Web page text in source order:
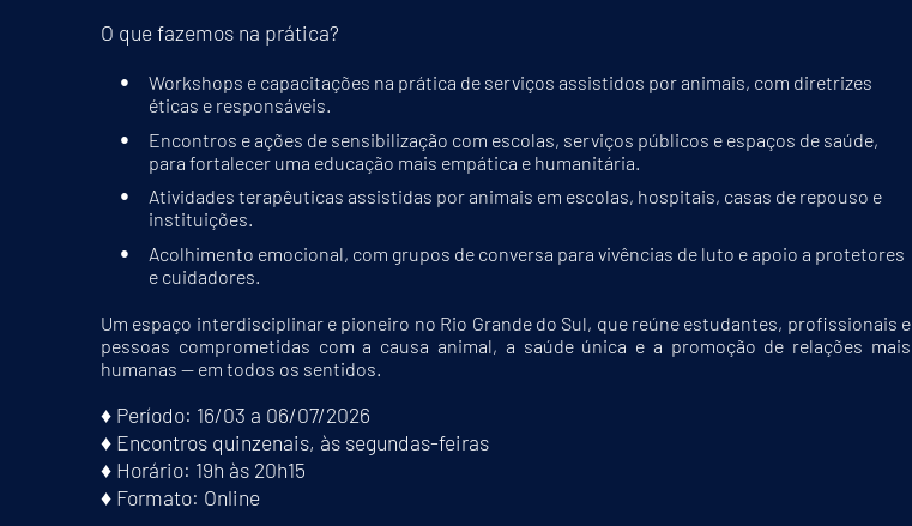
O que fazemos na prática?
Workshops e capacitações na prática de serviços assistidos por animais, com diretrizes
éticas e responsáveis.
Encontros e ações de sensibilização com escolas, serviços públicos e espaços de saúde,
para fortalecer uma educação mais empática e humanitária.
Atividades terapêuticas assistidas por animais em escolas, hospitais, casas de repouso e
instituições.
Acolhimento emocional, com grupos de conversa para vivências de luto e apoio a protetores
e cuidadores.
Um espaço interdisciplinar e pioneiro no Rio Grande do Sul, que reúne estudantes, profissionais e
pessoas comprometidas com a causa animal, a saúde única e a promoção de relações mais
humanas — em todos os sentidos.
♦ Período: 16/03 a 06/07/2026
♦ Encontros quinzenais, às segundas-feiras
♦ Horário: 19h às 20h15
♦ Formato: Online